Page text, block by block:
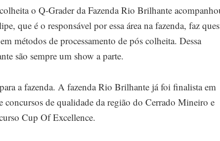
o Q-Grader da Fazenda Rio Brilhante
que é o responsável por essa área na fazenda, faz
métodos de processamento de pós colheita. Dessa
são sempre um show a parte.
a fazenda. A fazenda Rio Brilhante já foi finalista em
de qualidade da região do Cerrado Mineiro e
Cup Of Excellence.